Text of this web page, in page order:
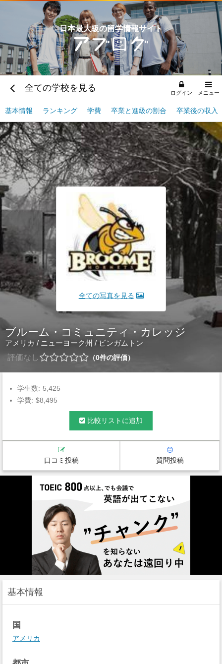
日本最大級の留学情報サイト
全ての学校を見る ログイン メニュー
基本情報 ランキング 学費 卒業と進級の割合 卒業後の収入
全ての写真を見る
ブルーム・コミュニティ・カレッジ
アメリカ / ニューヨーク州 / ビンガムトン
評価なし
0件の評価
学生数: 5,425
学費: $8,495
比較リストに追加
口コミ投稿 質問投稿
基本情報
国
アメリカ